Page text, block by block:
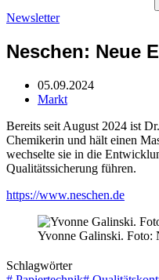
Newsletter
Neschen: Neue
05.09.2024
Markt
Bereits seit August 2024 ist
Chemikerin und hält einen
wechselte sie in die
Qualitätssicherung führen.
https://www.neschen.de
Yvonne Galinski. Foto:
Schlagwörter